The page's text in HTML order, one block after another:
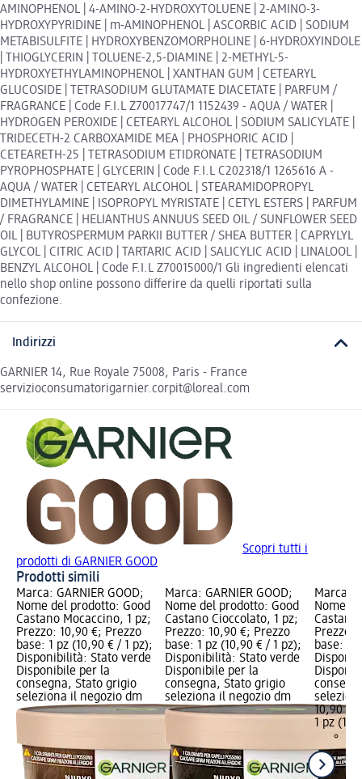
AMINOPHENOL | 4-AMINO-2-HYDROXYTOLUENE | 2-AMINO-3-
HYDROXYPYRIDINE | m-AMINOPHENOL | ASCORBIC ACID | SODIUM
METABISULFITE | HYDROXYBENZOMORPHOLINE | 6-HYDROXYINDOLE
| THIOGLYCERIN | TOLUENE-2,5-DIAMINE | 2-METHYL-5-
HYDROXYETHYLAMINOPHENOL | XANTHAN GUM | CETEARYL
GLUCOSIDE | TETRASODIUM GLUTAMATE DIACETATE | PARFUM /
FRAGRANCE | Code F.I.L Z70017747/1 1152439 - AQUA / WATER |
HYDROGEN PEROXIDE | CETEARYL ALCOHOL | SODIUM SALICYLATE |
TRIDECETH-2 CARBOXAMIDE MEA | PHOSPHORIC ACID |
CETEARETH-25 | TETRASODIUM ETIDRONATE | TETRASODIUM
PYROPHOSPHATE | GLYCERIN | Code F.I.L C202318/1 1265616 A -
AQUA / WATER | CETEARYL ALCOHOL | STEARAMIDOPROPYL
DIMETHYLAMINE | ISOPROPYL MYRISTATE | CETYL ESTERS | PARFUM
/ FRAGRANCE | HELIANTHUS ANNUUS SEED OIL / SUNFLOWER SEED
OIL | BUTYROSPERMUM PARKII BUTTER / SHEA BUTTER | CAPRYLYL
GLYCOL | CITRIC ACID | TARTARIC ACID | SALICYLIC ACID | LINALOOL |
BENZYL ALCOHOL | Code F.I.L Z70015000/1 Gli ingredienti elencati
nello shop online possono differire da quelli riportati sulla
confezione.
Indirizzi
GARNIER 14, Rue Royale 75008, Paris - France
servizioconsumatorigarnier.corpit@loreal.com
Scopri tutti i
prodotti di GARNIER GOOD
Prodotti simili
Marca: GARNIER GOOD;
Nome del prodotto: Good
Castano Mocaccino, 1 pz;
Prezzo: 10,90 €; Prezzo
base: 1 pz (10,90 € / 1 pz);
Disponibilità: Stato verde
Disponibile per la
consegna, Stato grigio
seleziona il negozio dm
Marca: GARNIER GOOD;
Nome del prodotto: Good
Castano Cioccolato, 1 pz;
Prezzo: 10,90 €; Prezzo
base: 1 pz (10,90 € / 1 pz);
Disponibilità: Stato verde
Disponibile per la
consegna, Stato grigio
seleziona il negozio dm
Marca:
Nome
Castano
Prezzo:
base: 1
10,90 €
1 pz